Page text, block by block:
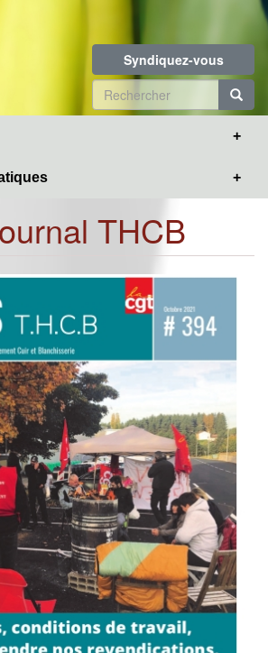
Syndiquez-vous
Formulaire
de
THCB